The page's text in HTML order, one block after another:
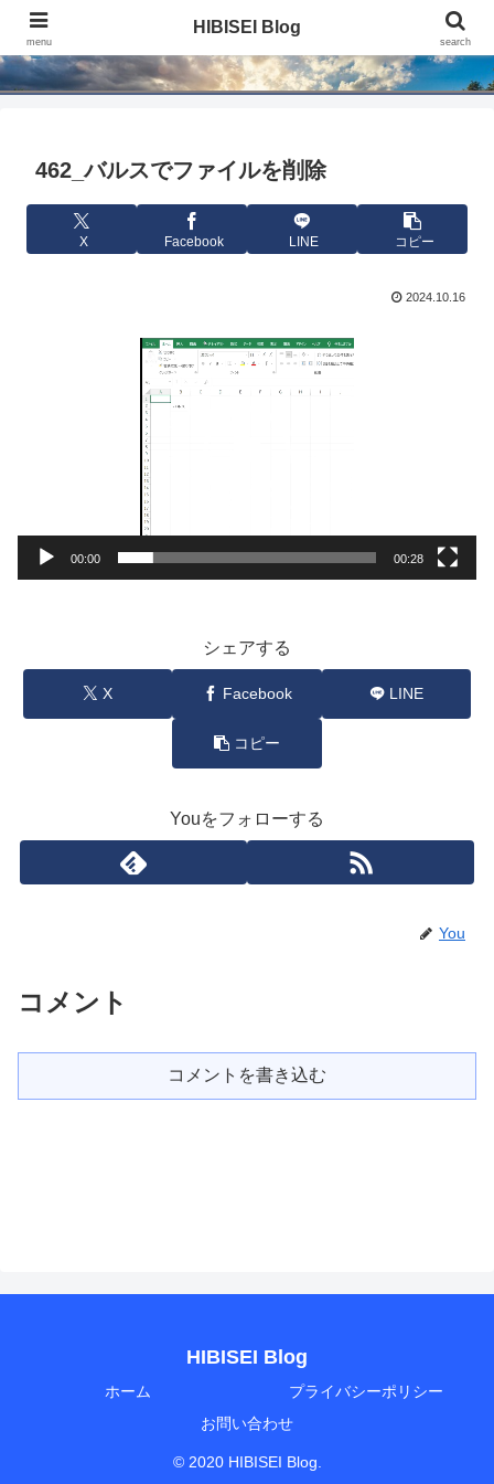
HIBISEI Blog
462_バルスでファイルを削除
X Facebook LINE コピー
2024.10.16
00:00 00:28
シェアする
X Facebook LINE
コピー
Youをフォローする
You
コメント
コメントを書き込む
HIBISEI Blog
ホーム
プライバシーポリシー
お問い合わせ
© 2020 HIBISEI Blog.
menu
HIBISEI Blog
search